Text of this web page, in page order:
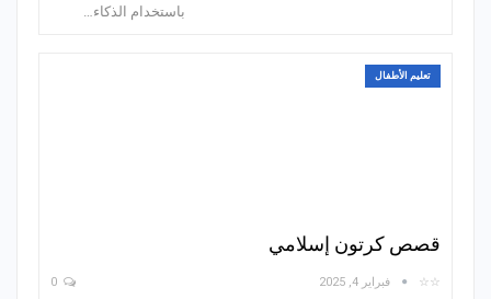
باستخدام الذكاء…
تعليم الأطفال
قصص كرتون إسلامي
☆☆ فبراير 4, 2025